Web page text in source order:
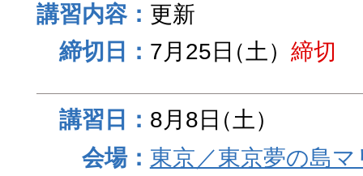
更新
7月25日（土） 締切
8月8日（土）
東京／東京夢の島マ